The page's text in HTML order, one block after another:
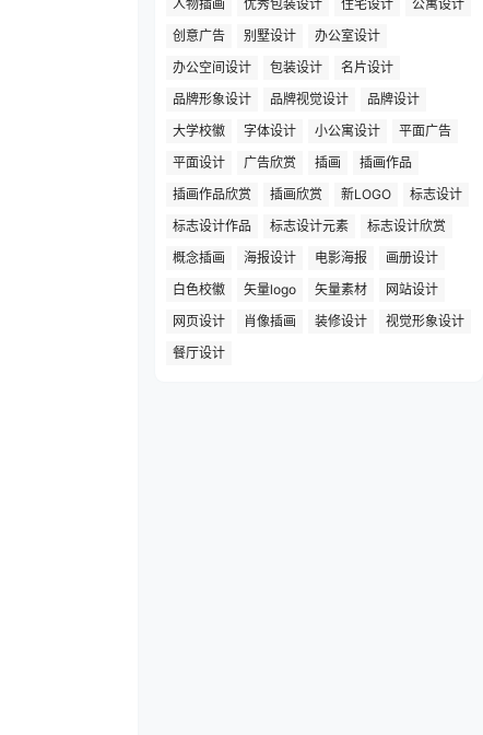
人物插画
优秀包装设计 住宅设计
公寓设计
创意广告
别墅设计
办公室设计
办公空间设计
包装设计
名片设计
品牌形象设计
品牌视觉设计
品牌设计
大学校徽
字体设计 小公寓设计
平面广告
平面设计
广告欣赏 插画
插画作品
插画作品欣赏
插画欣赏 新LOGO
标志设计
标志设计作品
标志设计元素
标志设计欣赏
概念插画
海报设计 电影海报
画册设计
白色校徽
矢量logo 矢量素材
网站设计
网页设计
肖像插画 装修设计
视觉形象设计
餐厅设计